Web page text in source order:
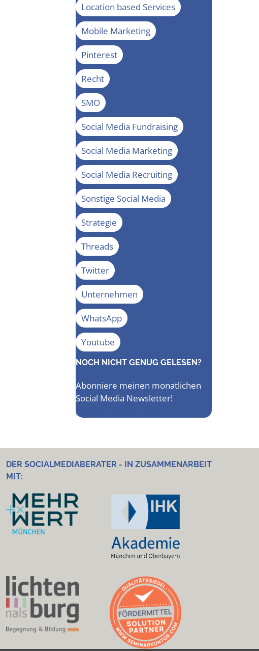
Location based Services
Mobile Marketing
Pinterest
Recht
SMO
Social Media Fundraising
Social Media Marketing
Social Media Recruiting
Sonstige Social Media
Strategie
Threads
Twitter
Unternehmen
WhatsApp
Youtube
NOCH NICHT GENUG GELESEN?
Abonniere meinen monatlichen
Social Media Newsletter!
Newsletter bestellen
DER SOCIALMEDIABERATER - IN ZUSAMMENARBEIT
MIT: